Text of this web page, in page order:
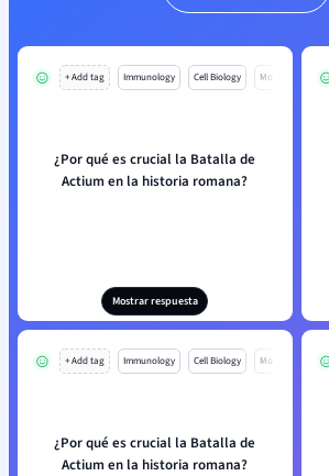
+ Add tag Immunology Cell Biology Mo
¿Por qué es crucial la Batalla de
Actium en la historia romana?
Mostrar respuesta
+ Add tag Immunology Cell Biology Mo
¿Por qué es crucial la Batalla de
Actium en la historia romana?